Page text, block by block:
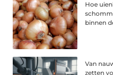
Hoe
binnen
Van
zetten